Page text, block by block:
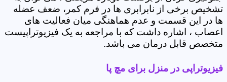
تشخیص برخی از نابرابری ها در فرم کمر، ضعف عضله
ها در این قسمت و عدم هماهنگی میان فعالیت های
اعصاب ، اشاره داشت که با مراجعه به یک فیزیوتراپیست
متخصص قابل درمان می باشد.
فیزیوتراپی در منزل برای مچ پا